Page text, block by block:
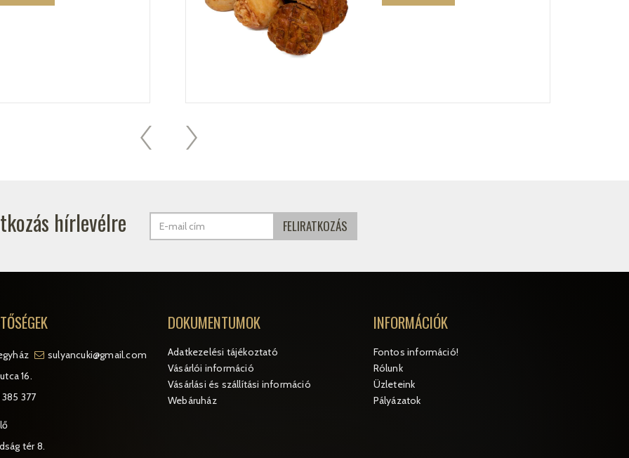
hírlevélre
16.
sulyancuki@gmail.com
377
tér 8.
DOKUMENTUMOK
Adatkezelési tájékoztató
Vásárlói információ
Vásárlási és szállítási információ
Webáruház
INFORMÁCIÓK
Fontos információ!
Rólunk
Üzleteink
Pályázatok